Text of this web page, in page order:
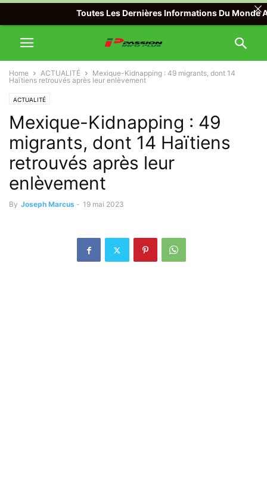
Home ACTUALITÉ
Mexique-Kidnapping : 49 migrants, dont 14
Haïtiens retrouvés après leur enlèvement
ACTUALITÉ
Mexique-Kidnapping : 49
migrants, dont 14 Haïtiens
retrouvés après leur
enlèvement
By Joseph Marcus - 19 mai 2023
Toutes Les Dernières Informations Du Monde